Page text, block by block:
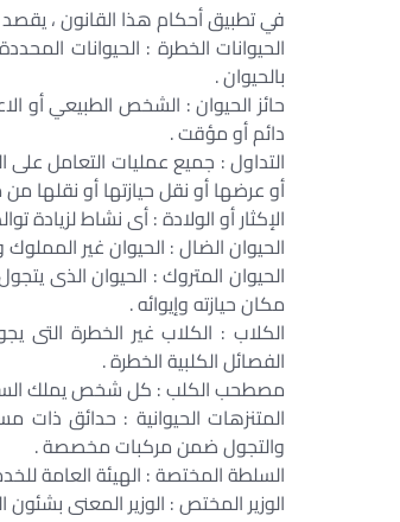
في تطبيق أحكام هذا القانون ، يقصد
بالحيوان .
حائز الحيوان : الشخص الطبيعي أو
دائم أو مؤقت .
التداول : جميع عمليات التعامل على
أو عرضها أو نقل حيازتها أو نقلها
الإكثار أو الولادة : أى نشاط لزيادة
الحيوان الضال : الحيوان غير
الحيوان المتروك : الحيوان الذى
مكان حيازته وإيوائه .
الكلاب : الكلاب غير الخطرة التى
الفصائل الكلبية الخطرة .
مصطحب الكلب : كل شخص يملك
المتنزهات الحيوانية : حدائق ذات
والتجول ضمن مركبات مخصصة .
السلطة المختصة : الهيئة العامة
الوزير المختص : الوزير المعنى بشئون